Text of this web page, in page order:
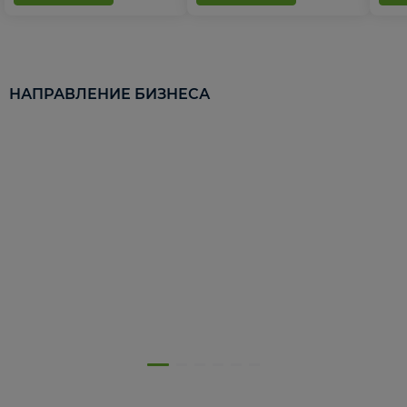
НАПРАВЛЕНИЕ БИЗНЕСА